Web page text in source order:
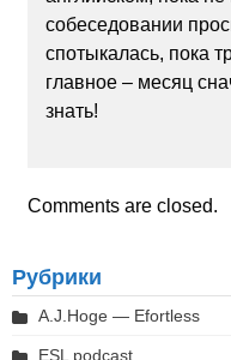
собеседовании
спотыкалась, пока
главное – месяц
знать!
Comments are closed.
Рубрики
A.J.Hoge — Efortless
ESL podcast